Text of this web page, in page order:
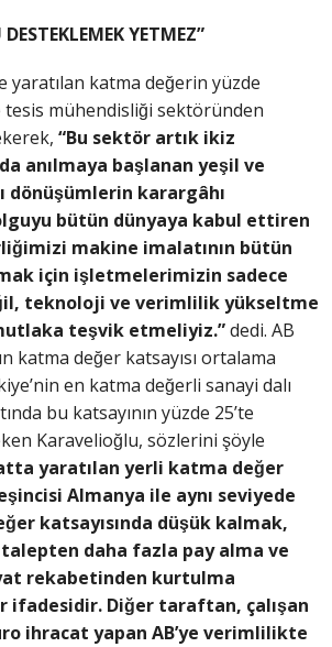
YETMEZ”
yaratılan katma değerin yüzde
tesis mühendisliği sektöründen
“Bu sektör artık ikiz
anılmaya başlanan yeşil ve
dönüşümlerin karargâhı
bütün dünyaya kabul ettiren
makine imalatının bütün
için işletmelerimizin sadece
teknoloji ve verimlilik yükseltme
teşvik etmeliyiz.”dedi. AB
katma değer katsayısı ortalama
en katma değerli sanayi dalı
bu katsayının yüzde 25’te
Karavelioğlu, sözlerini şöyle
yaratılan yerli katma değer
Almanya ile aynı seviyede
katsayısında düşük kalmak,
talepten daha fazla pay alma ve
rekabetinden kurtulma
ifadesidir. Diğer taraftan, çalışan
ihracat yapan AB’ye verimlilikte